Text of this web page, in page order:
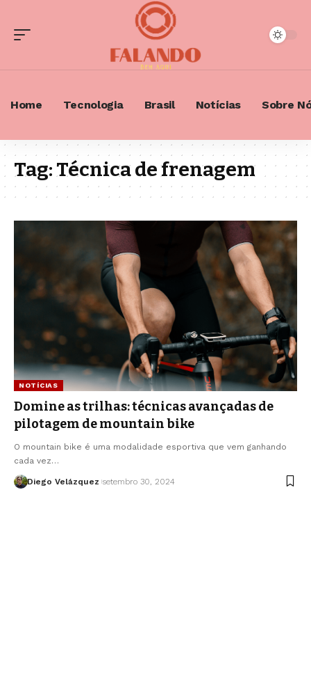
Home Tecnologia Brasil Notícias Sobre
Tag:Técnica de frenagem
NOTÍCIAS
Domine as trilhas: técnicas avançadas de
pilotagem de mountain bike
O mountain bike é uma modalidade esportiva que vem ganhando
cada vez…
Diego Velázquez setembro 30, 2024